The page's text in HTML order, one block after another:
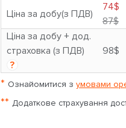
Ціна за добу(з ПДВ)
74$
87$
Ціна за добу + дод.
страховка (з ПДВ)
?
98$
* Ознайомитися з умовами
** Додаткове страхування